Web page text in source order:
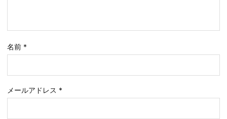
名前 *
メールアドレス *